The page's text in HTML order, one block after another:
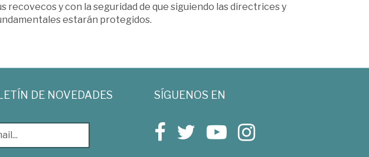
recovecos y con la seguridad de que siguiendo las directrices y
estarán protegidos.
DE NOVEDADES SÍGUENOS EN